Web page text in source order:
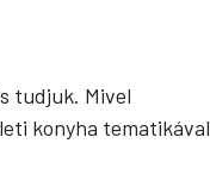
tudjuk. Mivel
konyha tematikával